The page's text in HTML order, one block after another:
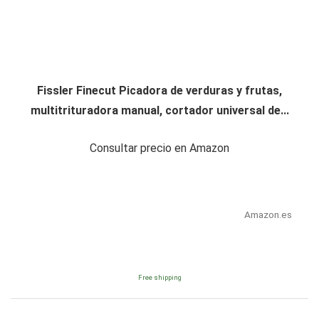
Fissler Finecut Picadora de verduras y frutas,
multitrituradora manual, cortador universal de...
Consultar precio en Amazon
Amazon.es
Free shipping